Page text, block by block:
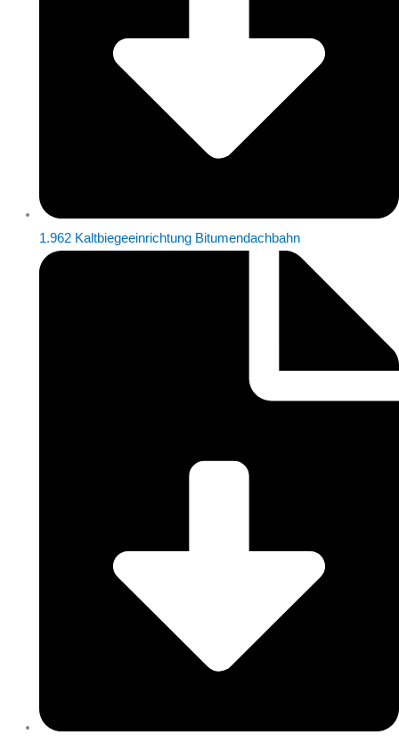
1.962 Kaltbiegeeinrichtung Bitumendachbahn